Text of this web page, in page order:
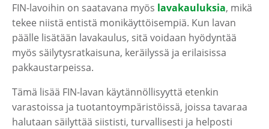
FIN-lavoihin on saatavana myös lavakauluksia, mikä
tekee niistä entistä monikäyttöisempiä. Kun lavan
päälle lisätään lavakaulus, sitä voidaan hyödyntää
myös säilytysratkaisuna, keräilyssä ja erilaisissa
pakkaustarpeissa.
Tämä lisää FIN-lavan käytännöllisyyttä etenkin
varastoissa ja tuotantoympäristöissä, joissa tavaraa
halutaan säilyttää siististi, turvallisesti ja helposti